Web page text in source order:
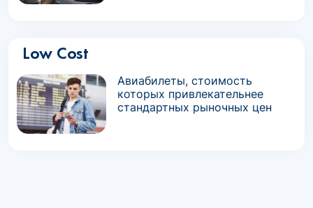
Low Cost
Авиабилеты, стоимость
которых привлекательнее
стандартных рыночных цен